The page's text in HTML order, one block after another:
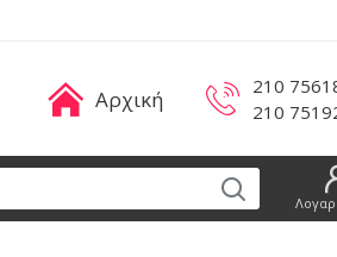
Αρχική
210
210